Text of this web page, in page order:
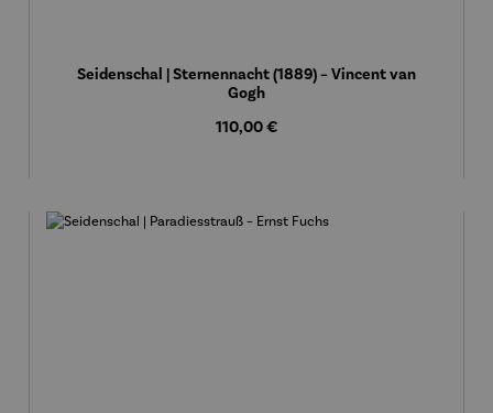
Seidenschal | Sternennacht (1889) – Vincent van
Gogh
Regulärer Preis:
110,00 €